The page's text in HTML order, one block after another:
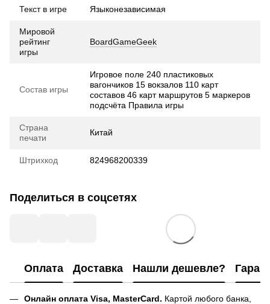
Текст в игре Языконезависимая
Мировой
рейтинг
игры
BoardGameGeek
Состав игры
Игровое поле 240 пластиковых
вагончиков 15 вокзалов 110 карт
составов 46 карт маршрутов 5 маркеров
подсчёта Правила игры
Страна
печати
Китай
Штрихкод 824968200339
Поделиться в соцсетях
Оплата Доставка Нашли дешевле?
Онлайн оплата Visa, MasterCard. Картой любого банка,